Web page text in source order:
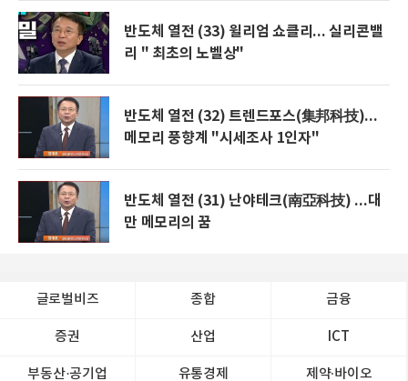
반도체 열전 (33) 윌리엄 쇼클리... 실리콘밸
리 " 최초의 노벨상"
반도체 열전 (32) 트렌드포스(集邦科技)...
메모리 풍향계 "시세조사 1인자"
반도체 열전 (31) 난야테크(南亞科技) ...대
만 메모리의 꿈
글로벌비즈 종합 금융
증권 산업 ICT
부동산·공기업 유통경제 제약∙바이오